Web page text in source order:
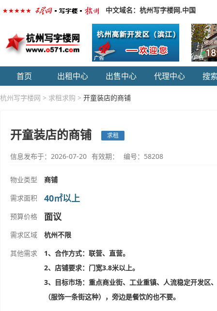
中文域名：杭州写字楼网.中国
首页 出租中心 出售中心 代理中心 搜
杭州写字楼网 > 求租求购 > 开童装店的商铺
开童装店的商铺 求租
信息发布于：2026-07-20 有效期： 编号：58208
物业类型
商铺
需求面积
40㎡以上
预算价格 面议
需求区域
杭州不限
其他需求
1、合作方式：联营、直营。
2、店铺要求：门宽3.8米以上。
3、目标市场：重点商业街、工业重镇、人流稳定开发区
（服饰一条街这种），旁边是餐饮的也不要。